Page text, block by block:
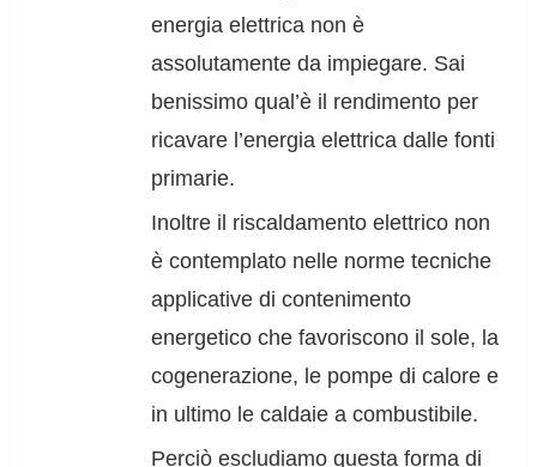
energia elettrica non è
assolutamente da impiegare. Sai
benissimo qual’è il rendimento per
ricavare l’energia elettrica dalle fonti
primarie.
Inoltre il riscaldamento elettrico non
è contemplato nelle norme tecniche
applicative di contenimento
energetico che favoriscono il sole, la
cogenerazione, le pompe di calore e
in ultimo le caldaie a combustibile.
Perciò escludiamo questa forma di